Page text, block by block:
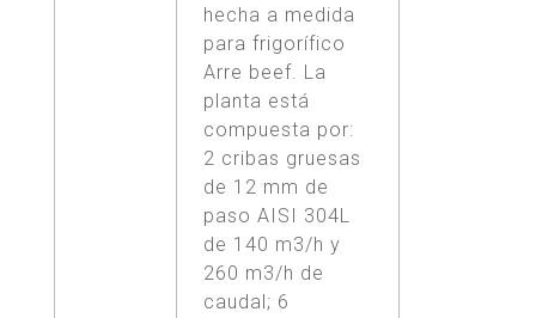
hecha a medida
para frigorífico
Arre beef. La
planta está
compuesta por:
2 cribas gruesas
de 12 mm de
paso AISI 304L
de 140 m3/h y
260 m3/h de
caudal; 6